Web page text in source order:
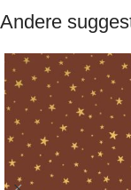
Andere